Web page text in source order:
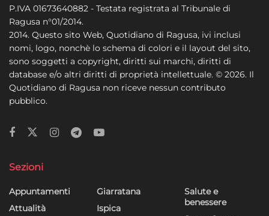
P.IVA 01673640882 - Testata registrata al Tribunale di
Ragusa n°01/2014.
2014. Questo sito Web, Quotidiano di Ragusa, ivi inclusi
nomi, logo, nonchè lo schema di colori e il layout del sito,
sono soggetti a copyright, diritti sui marchi, diritti di
database e/o altri diritti di proprietà intellettuale. © 2026. Il
Quotidiano di Ragusa non riceve nessun contributo
pubblico.
Sezioni
Appuntamenti
Attualità
Giarratana
Ispica
Salute e
benessere